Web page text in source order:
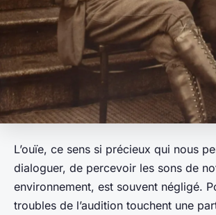
L’ouïe, ce sens si précieux qui nous
dialoguer, de percevoir les sons de
environnement, est souvent négligé.
troubles de l’audition touchent une